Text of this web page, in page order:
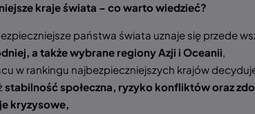
kraje świata – co warto wiedzieć?
państwa świata uznaje się przede
a także wybrane regiony Azji i Oceanii,
w rankingu najbezpieczniejszych krajów
stabilność społeczna, ryzyko konfliktów oraz
kryzysowe,